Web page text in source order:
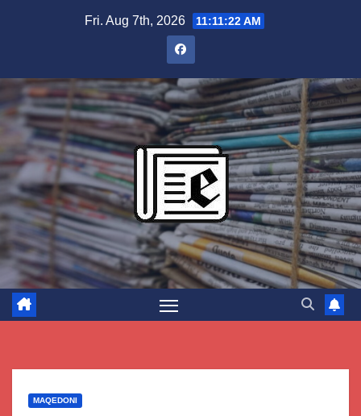
Fri. Aug 7th, 2026 11:11:23 AM
MAQEDONI